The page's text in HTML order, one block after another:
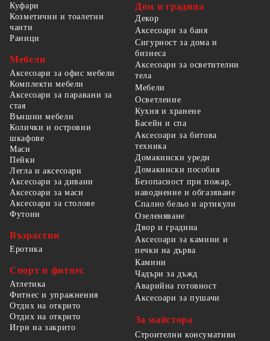
Куфари
Козметични и тоалетни
чанти
Раници
Мебели
Аксесоари за офис мебели
Комплекти мебели
Аксесоари за паравани за
стая
Външни мебели
Колички и островни
шкафове
Маси
Пейки
Легла и аксесоари
Аксесоари за дивани
Аксесоари за маси
Аксесоари за столове
Футони
Възрастни
Еротика
Спорт и фитнес
Атлетика
Фитнес и упражнения
Отдих на открито
Отдих на открито
Игри на закрито
Дом и градина
Декор
Аксесоари за баня
Сигурност за дома и
бизнеса
Аксесоари за осветителни
тела
Мебели
Осветление
Кухня и хранене
Басейн и спа
Аксесоари за битова
техника
Домакински уреди
Домакински пособия
Безопасност при пожар,
наводнение и обгазяване
Спално бельо и артикули
Озеленяване
Двор и градина
Аксесоари за камини и
печки на дърва
Камини
Чадъри за дъжд
Аварийна готовност
Аксесоари за пушачи
За майстора
Строителни консумативи